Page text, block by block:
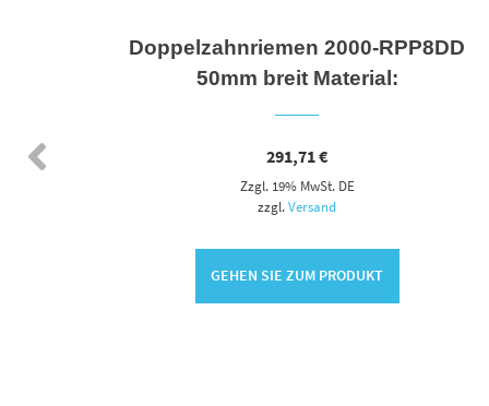
Doppelzahnriemen 2000-RPP8DD
50mm breit Material:
291,71€
Zzgl. 19% MwSt. DE
zzgl.Versand
GEHEN SIE ZUM PRODUKT